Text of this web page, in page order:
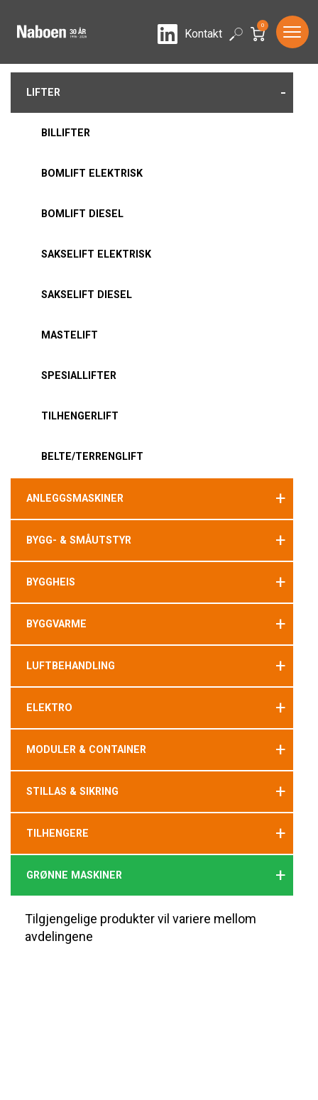
LinkedIn
Kontakt Search
0
LIFTER -
BILLIFTER
BOMLIFT ELEKTRISK
BOMLIFT DIESEL
SAKSELIFT ELEKTRISK
SAKSELIFT DIESEL
MASTELIFT
SPESIALLIFTER
TILHENGERLIFT
BELTE/TERRENGLIFT
ANLEGGSMASKINER +
BYGG- & SMÅUTSTYR +
BYGGHEIS +
BYGGVARME +
LUFTBEHANDLING +
ELEKTRO +
MODULER & CONTAINER +
STILLAS & SIKRING +
TILHENGERE +
GRØNNE MASKINER +
Tilgjengelige produkter vil variere mellom
avdelingene